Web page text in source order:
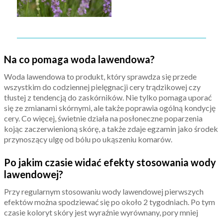
Na co pomaga woda lawendowa?
Woda lawendowa to produkt, który sprawdza się przede
wszystkim do codziennej pielęgnacji cery trądzikowej czy
tłustej z tendencją do zaskórników. Nie tylko pomaga uporać
się ze zmianami skórnymi, ale także poprawia ogólną kondycję
cery. Co więcej, świetnie działa na posłoneczne poparzenia
kojąc zaczerwienioną skórę, a także zdaje egzamin jako środek
przynoszący ulgę od bólu po ukąszeniu komarów.
Po jakim czasie widać efekty stosowania wody
lawendowej?
Przy regularnym stosowaniu wody lawendowej pierwszych
efektów można spodziewać się po około 2 tygodniach. Po tym
czasie koloryt skóry jest wyraźnie wyrównany, pory mniej